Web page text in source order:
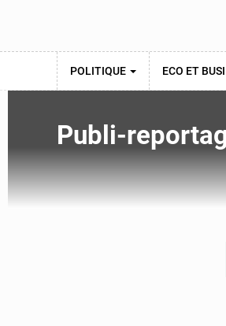
POLITIQUE ECO ET
Publi-